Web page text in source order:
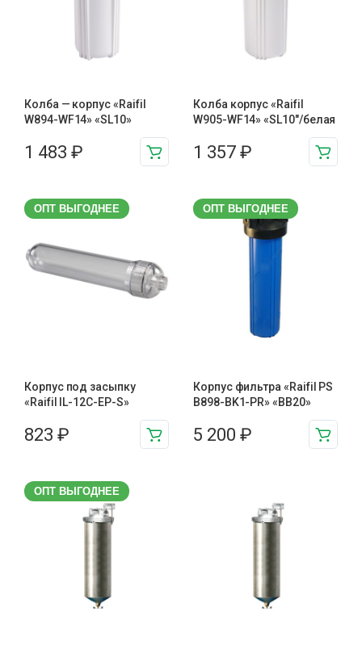
Колба — корпус «Raifil
W894-WF14» «SL10»
1 483 ₽
Колба корпус «Raifil
W905-WF14» «SL10″/белая
1 357 ₽
ОПТ ВЫГОДНЕЕ
Корпус под засыпку
«Raifil IL-12C-EP-S»
823 ₽
ОПТ ВЫГОДНЕЕ
Корпус фильтра «Raifil PS
B898-BK1-PR» «BB20»
5 200 ₽
ОПТ ВЫГОДНЕЕ